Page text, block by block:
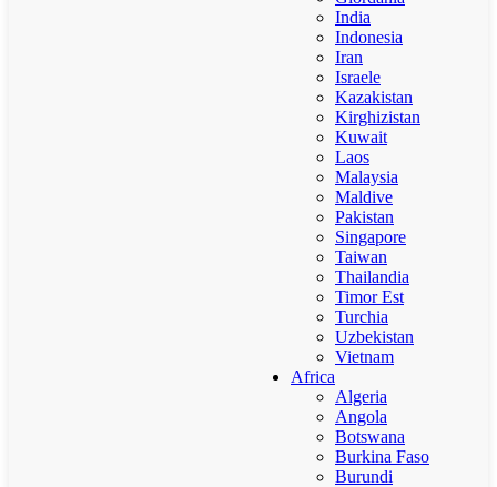
India
Indonesia
Iran
Israele
Kazakistan
Kirghizistan
Kuwait
Laos
Malaysia
Maldive
Pakistan
Singapore
Taiwan
Thailandia
Timor Est
Turchia
Uzbekistan
Vietnam
Africa
Algeria
Angola
Botswana
Burkina Faso
Burundi